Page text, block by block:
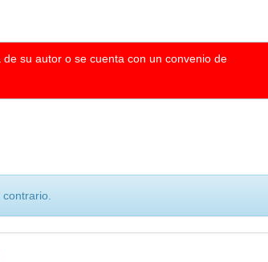
su autor o se cuenta con un convenio de